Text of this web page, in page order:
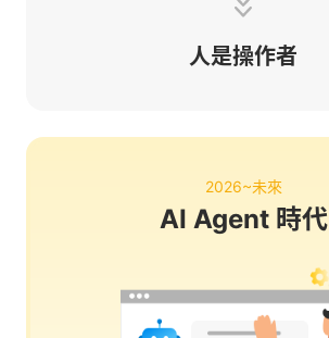
人是操作者
2026~未來
AI Agent 時代